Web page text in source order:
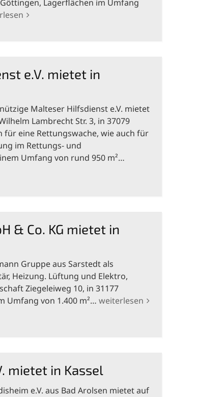
Lagerflächen im Umfang
e.V. mietet in
Malteser Hilfsdienst e.V. mietet
Lambrecht Str. 3, in 37079
für eine Rettungswache, wie auch für
im Rettungs- und
Umfang von rund 950 m²…
& Co. KG mietet in
Gruppe aus Sarstedt als
Heizung. Lüftung und Elektro,
Ziegeleiweg 10, in 31177
Umfang von 1.400 m²… weiterlesen
mietet in Kassel
e.V. aus Bad Arolsen mietet auf